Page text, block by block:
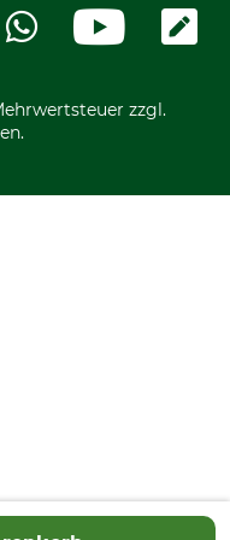
zzgl.